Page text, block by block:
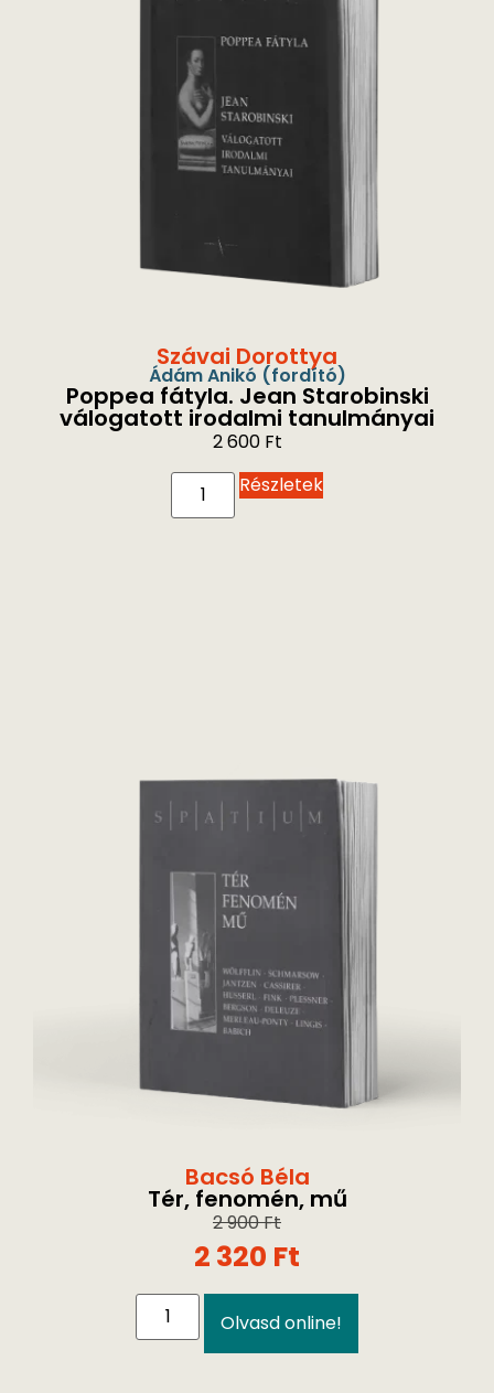
Szávai Dorottya
Ádám Anikó (fordító)
Poppea fátyla. Jean Starobinski
válogatott irodalmi tanulmányai
2 600 Ft
Részletek
Bacsó Béla
Tér, fenomén, mű
2 900Ft
2 320 Ft
Olvasd online!